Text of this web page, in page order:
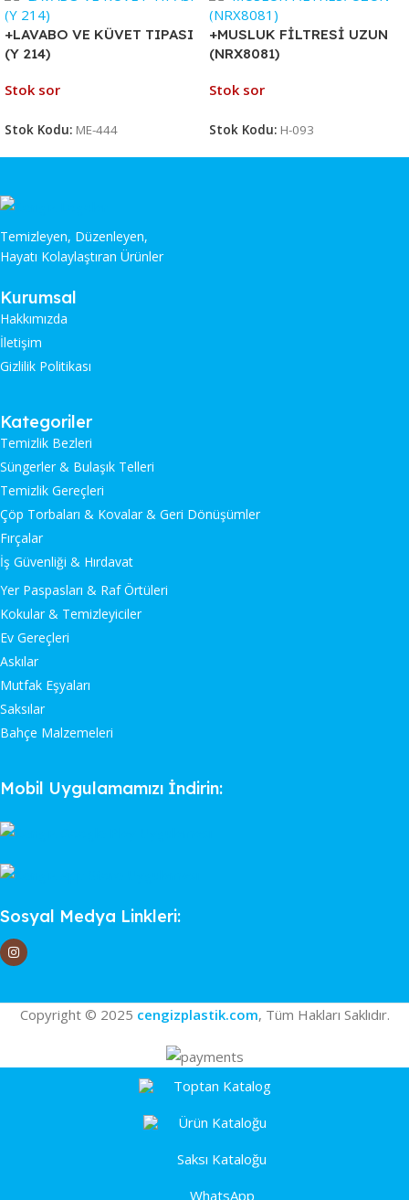
+LAVABO VE KÜVET TIPASI
(Y 214)
Stok sor
Stok Kodu: ME-444
+MUSLUK FİLTRESİ UZUN
(NRX8081)
Stok sor
Stok Kodu: H-093
Temizleyen, Düzenleyen,
Hayatı Kolaylaştıran Ürünler
Kurumsal
Hakkımızda
İletişim
Gizlilik Politikası
Kategoriler
Temizlik Bezleri
Süngerler & Bulaşık Telleri
Temizlik Gereçleri
Çöp Torbaları & Kovalar & Geri Dönüşümler
Fırçalar
İş Güvenliği & Hırdavat
Yer Paspasları & Raf Örtüleri
Kokular & Temizleyiciler
Ev Gereçleri
Askılar
Mutfak Eşyaları
Saksılar
Bahçe Malzemeleri
Mobil Uygulamamızı İndirin:
Sosyal Medya Linkleri:
Copyright © 2025 cengizplastik.com, Tüm Hakları Saklıdır.
Toptan Katalog
Ürün Kataloğu
Saksı Kataloğu
WhatsApp